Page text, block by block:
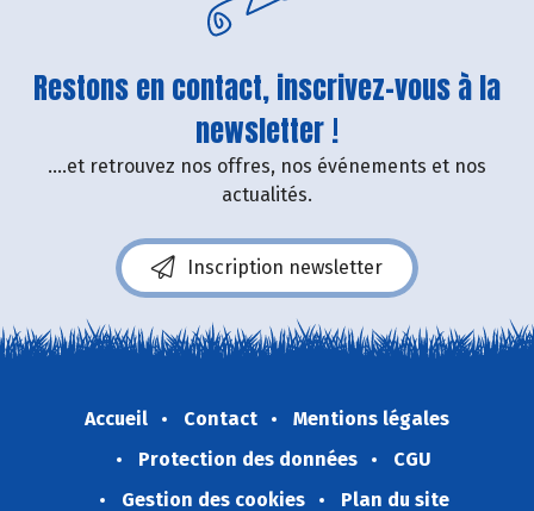
Restons en contact, inscrivez-vous à la
newsletter !
....et retrouvez nos offres, nos événements et nos
actualités.
Inscription newsletter
Accueil Contact
Mentions légales
Protection des données
CGU
Gestion des cookies
Plan du site